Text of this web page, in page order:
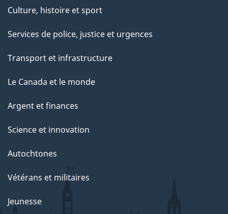
Culture, histoire et sport
Services de police, justice et urgences
Transport et infrastructure
Le Canada et le monde
Argent et finances
Science et innovation
Autochtones
Vétérans et militaires
Jeunesse